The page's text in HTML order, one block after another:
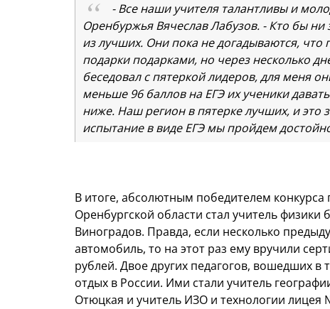
- Все наши учителя талантливы и
Оренбуржья Вячеслав Лабузов. - Кто бы
из лучших. Они пока не догадываются,
подарки подарками, но через несколько
беседовал с пятеркой лидеров, для меня
меньше 96 баллов на ЕГЭ их ученики
ниже. Наш регион в пятерке лучших, и это
испытание в виде ЕГЭ мы пройдем
В итоге, абсолютным победителем
Оренбургской области стал учитель
Виноградов. Правда, если несколько
автомобиль, то на этот раз ему вручили
рублей. Двое других педагогов, вошедших в
отдых в России. Ими стали учитель
Отюцкая и учитель ИЗО и технологии